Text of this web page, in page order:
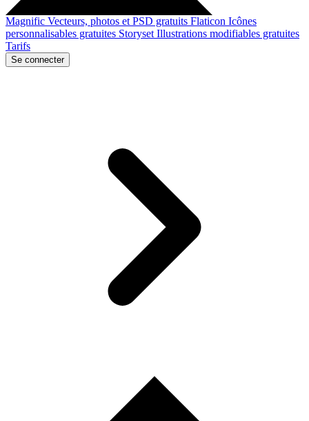
Magnific Vecteurs, photos et PSD gratuits Flaticon Icônes
personnalisables gratuites Storyset Illustrations modifiables gratuites
Tarifs
Se connecter